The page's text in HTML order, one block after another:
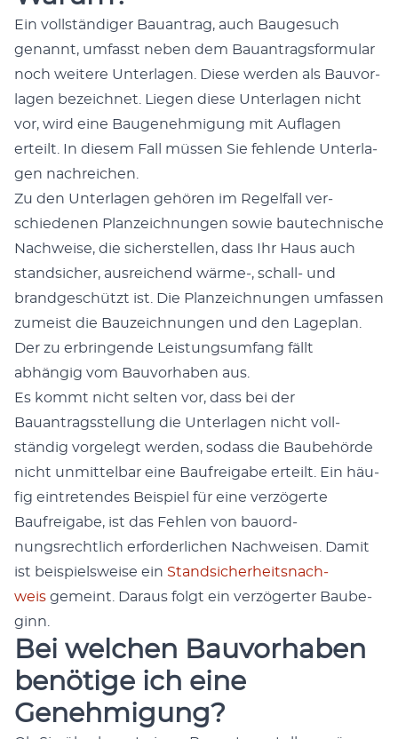
Ein voll­ständi­ger Bauantrag, auch Bauge­such
genan­nt, umfasst neben dem Bauantrags­for­mu­lar
noch weit­ere Unter­la­gen. Diese wer­den als Bau­vor­
la­gen beze­ich­net. Liegen diese Unter­la­gen nicht
vor, wird eine Bau­genehmi­gung mit Aufla­gen
erteilt. In diesem Fall müssen Sie fehlende Unter­la­
gen nachre­ichen.
Zu den Unter­la­gen gehören im Regelfall ver­
schiede­nen Planze­ich­nun­gen sowie bautech­nis­che
Nach­weise, die sich­er­stellen, dass Ihr Haus auch
stand­sich­er, aus­re­ichend wärme‑, schall- und
brandgeschützt ist. Die Planze­ich­nun­gen umfassen
zumeist die Bauze­ich­nun­gen und den Lage­plan.
Der zu erbrin­gende Leis­tung­sum­fang fällt
abhängig vom Bau­vorhaben aus.
Es kommt nicht sel­ten vor, dass bei der
Bauantragsstel­lung die Unter­la­gen nicht voll­
ständig vorgelegt wer­den, sodass die Baube­hörde
nicht unmit­tel­bar eine Baufreiga­be erteilt. Ein häu­
fig ein­tre­tendes Beispiel für eine verzögerte
Baufreiga­be, ist das Fehlen von bauord­
nungsrechtlich erforder­lichen Nach­weisen. Damit
ist beispiel­sweise ein Stand­sicher­heit­snach­
weis gemeint. Daraus fol­gt ein verzögert­er Baube­
ginn.
Bei welchen Bauvorhaben
benötige ich eine
Genehmigung?